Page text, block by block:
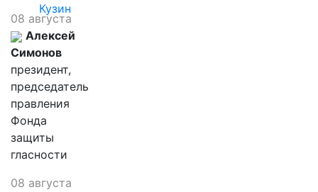
Кузин
08 августа
Алексей
Симонов
президент,
председатель
правления
Фонда
защиты
гласности
08 августа